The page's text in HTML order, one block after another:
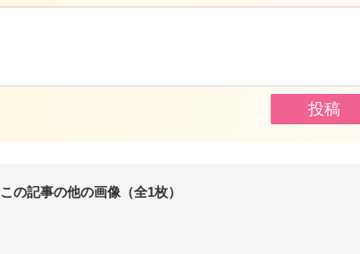
この記事の他の画像（全1枚）